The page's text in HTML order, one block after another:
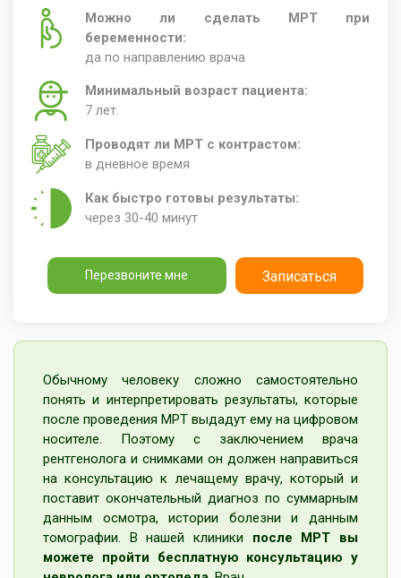
Можно ли сделать МРТ при
беременности:
да по направлению врача
Минимальный возраст пациента:
7 лет.
Проводят ли МРТ с контрастом:
в дневное время
Как быстро готовы результаты:
через 30-40 минут
Перезвоните мне Записаться
Обычному человеку сложно самостоятельно
понять и интерпретировать результаты, которые
после проведения МРТ выдадут ему на цифровом
носителе. Поэтому с заключением врача
рентгенолога и снимками он должен направиться
на консультацию к лечащему врачу, который и
поставит окончательный диагноз по суммарным
данным осмотра, истории болезни и данным
томографии. В нашей клиники после МРТ вы
можете пройти бесплатную консультацию у